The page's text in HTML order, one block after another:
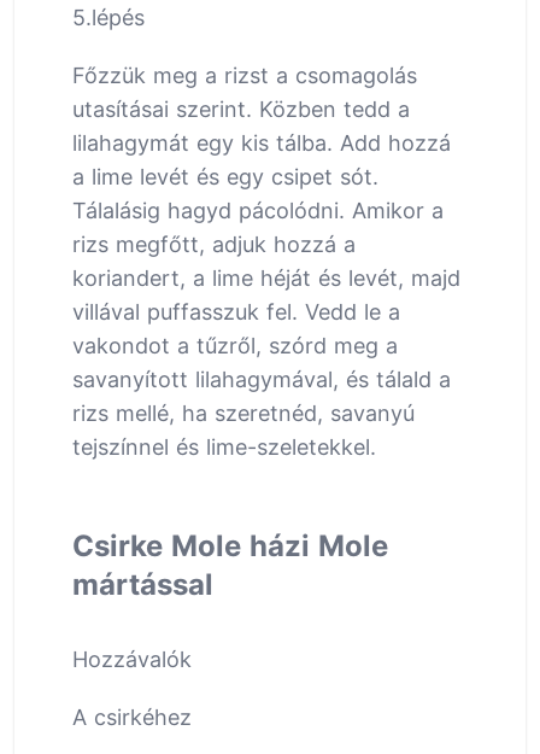
5.lépés
Főzzük meg a rizst a csomagolás
utasításai szerint. Közben tedd a
lilahagymát egy kis tálba. Add hozzá
a lime levét és egy csipet sót.
Tálalásig hagyd pácolódni. Amikor a
rizs megfőtt, adjuk hozzá a
koriandert, a lime héját és levét, majd
villával puffasszuk fel. Vedd le a
vakondot a tűzről, szórd meg a
savanyított lilahagymával, és tálald a
rizs mellé, ha szeretnéd, savanyú
tejszínnel és lime-szeletekkel.
Csirke Mole házi Mole
mártással
Hozzávalók
A csirkéhez